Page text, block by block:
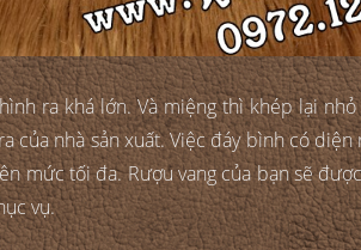
ra khá lớn. Và miệng thì khép lại
của nhà sản xuất. Việc đáy bình có
mức tối đa. Rượu vang của bạn sẽ
vụ.